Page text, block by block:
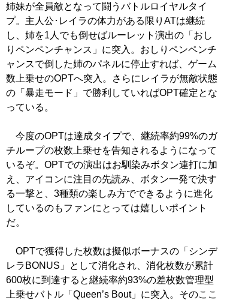
姉妹が全員敵となって闘うバトルロイヤルタイ
プ。主人公･レイラの体力がある限りATは継続
し、姉を1人でも倒せばルーレット演出の「おし
りペンペンチャンス」に突入。おしりペンペンチ
ャンスで倒した姉のパネルに停止すれば、ゲーム
数上乗せのOPTへ突入。さらにレイラが無敵状態
の「暴走モード」で勝利していればOPT確定とな
っている。
今度のOPTは達成タイプで、継続率約99%のガ
チループの枚数上乗せを告知されるようになって
いるぞ。OPTでの演出はお馴染みボタン連打に加
え、アイコンに注目の先読み、ボタン一発で決す
る一撃と、3種類の楽しみ方でできるように進化
しているのもファンにとっては嬉しいポイント
だ。
OPTで獲得した枚数は擬似ボーナスの「シンデ
レラBONUS」として消化され、消化枚数が累計
600枚に到達すると継続率約93%の差枚数管理型
上乗せバトル「Queen’s Bout」に突入。そのここ